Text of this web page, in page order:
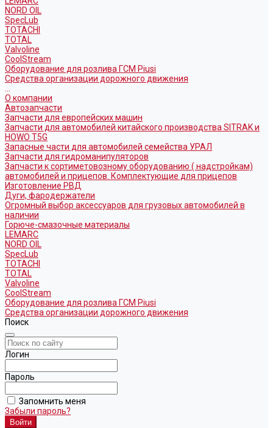
NORD OIL
SpecLub
TOTACHI
TOTAL
Valvoline
CoolStream
Оборудование для розлива ГСМ Piusi
Средства организации дорожного движения
О компании
Автозапчасти
Запчасти для европейских машин
Запчасти для автомобилей китайского производства SITRAK и
HOWO T5G
Запасные части для автомобилей семейства УРАЛ
Запчасти для гидроманипуляторов
Запчасти к сортиметовозному оборудованию ( надстройкам)
автомобилей и прицепов. Комплектующие для прицепов
Изготовление РВД
Дуги, фародержатели
Огромный выбор аксессуаров для грузовых автомобилей в
наличии
Горюче-смазочные материалы
LEMARC
NORD OIL
SpecLub
TOTACHI
TOTAL
Valvoline
CoolStream
Оборудование для розлива ГСМ Piusi
Средства организации дорожного движения
Поиск
Логин
Пароль
Запомнить меня
Забыли пароль?